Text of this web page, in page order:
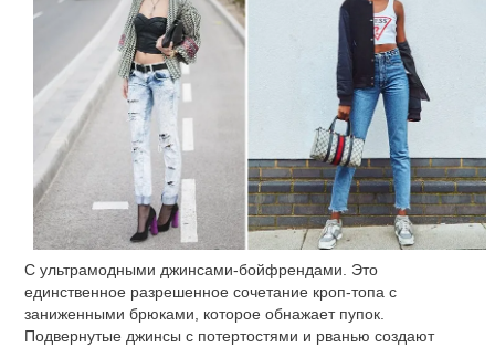
С ультрамодными джинсами-бойфрендами. Это
единственное разрешенное сочетание кроп-топа с
заниженными брюками, которое обнажает пупок.
Подвернутые джинсы с потертостями и рванью создают